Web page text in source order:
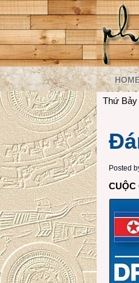
Thứ Bảy
Posted
CUỘC